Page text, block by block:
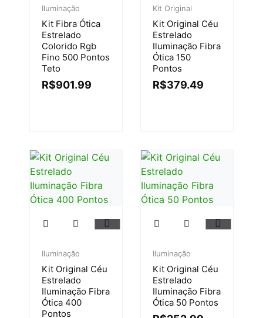
Iluminação
Kit Fibra Ótica
Estrelado
Colorido Rgb
Fino 500 Pontos
Teto
R$901.99
Kit Original
Kit Original Céu
Estrelado
Iluminação Fibra
Ótica 150
Pontos
R$379.49
Iluminação
Kit Original Céu
Estrelado
Iluminação Fibra
Ótica 400
Pontos
Iluminação
Kit Original Céu
Estrelado
Iluminação Fibra
Ótica 50 Pontos